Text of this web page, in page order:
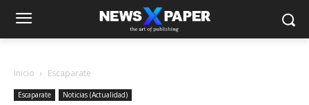
Inicio Escaparate
Escaparate Noticias (Actualidad)